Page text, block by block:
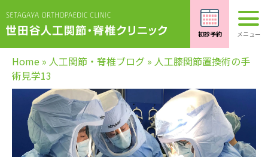
Home » 人工関節・脊椎ブログ » 人工膝関節置換術の手
術見学13